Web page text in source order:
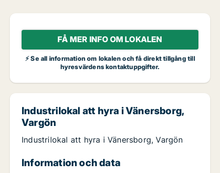
FÅ MER INFO OM LOKALEN
⚡ Se all information om lokalen och få direkt tillgång till
hyresvärdens kontaktuppgifter.
Industrilokal att hyra i Vänersborg,
Vargön
Industrilokal att hyra i Vänersborg, Vargön
Information och data